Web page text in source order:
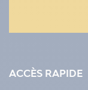
ACCÈS RAPIDE